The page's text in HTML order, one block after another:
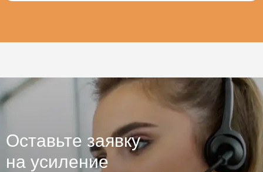
Оставьте заявку
на усиление